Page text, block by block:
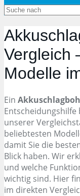
Vergleich
Modelle
Ein
Entscheidungshilfe
unserer
beliebtesten
damit Sie die
Blick haben. Wir
und welche
wichtig sind. Hier
im direkten